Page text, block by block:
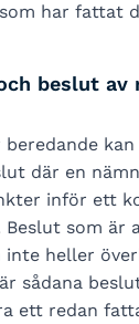
har fattat
beslut av
där en
inför ett
som är
heller
sådana
ett redan